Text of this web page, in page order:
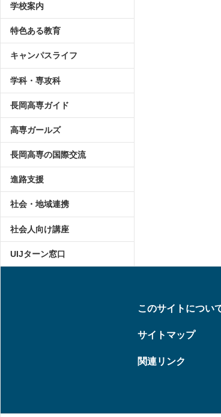
学校案内
特色ある教育
キャンパスライフ
学科・専攻科
長岡高専ガイド
高専ガールズ
長岡高専の国際交流
進路支援
社会・地域連携
社会人向け講座
UIJターン窓口
このサイトについ
サイトマップ
関連リンク